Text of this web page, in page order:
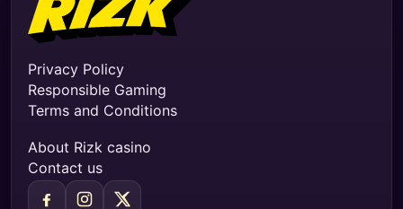
Privacy Policy
Responsible Gaming
Terms and Conditions
About Rizk casino
Contact us